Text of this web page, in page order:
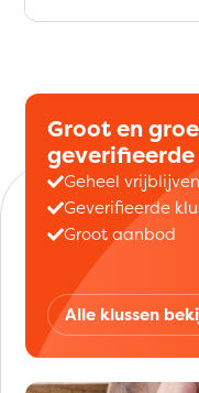
Groot en
geverifieerde
Geheel
Geverifieerde
Groot aanbod
Alle klussen